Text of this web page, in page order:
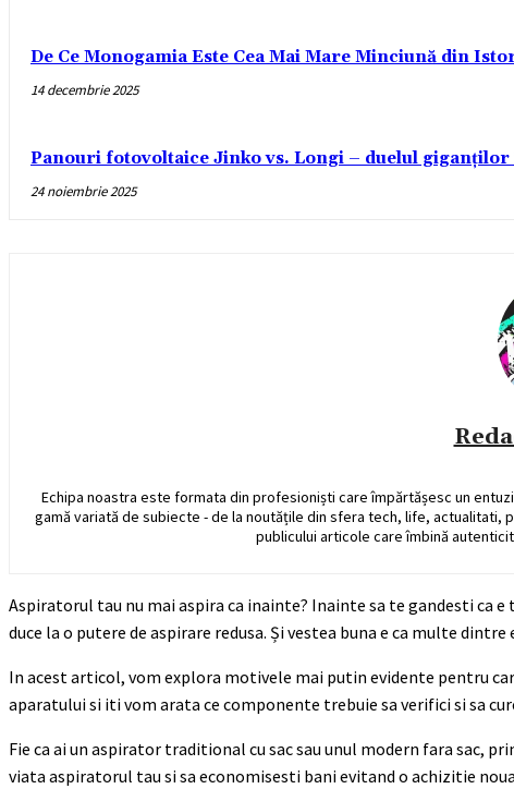
De Ce Monogamia Este Cea Mai Mare Minciună din
14 decembrie 2025
Panouri fotovoltaice Jinko vs. Longi – duelul
24 noiembrie 2025
Echipa noastra este formata din profesioniști care împărtășesc un
gamă variată de subiecte - de la noutățile din sfera tech, life, actualitati,
publicului articole care îmbină
Aspiratorul tau nu mai aspira ca inainte? Inainte sa te gandesti ca
duce la o putere de aspirare redusa. Și vestea buna e ca multe
In acest articol, vom explora motivele mai putin evidente pentru
aparatului si iti vom arata ce componente trebuie sa verifici si sa
Fie ca ai un aspirator traditional cu sac sau unul modern fara sac,
viata aspiratorul tau si sa economisesti bani evitand o achizitie